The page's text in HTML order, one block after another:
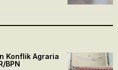
Konflik Agraria
BPN